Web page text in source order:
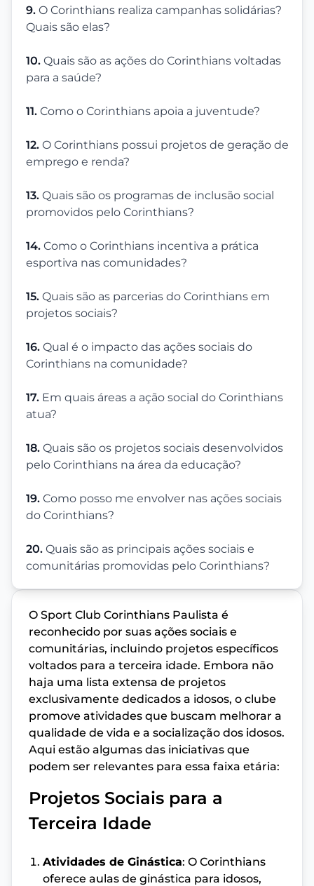
9. O Corinthians realiza campanhas solidárias?
Quais são elas?
10. Quais são as ações do Corinthians voltadas
para a saúde?
11. Como o Corinthians apoia a juventude?
12. O Corinthians possui projetos de geração de
emprego e renda?
13. Quais são os programas de inclusão social
promovidos pelo Corinthians?
14. Como o Corinthians incentiva a prática
esportiva nas comunidades?
15. Quais são as parcerias do Corinthians em
projetos sociais?
16. Qual é o impacto das ações sociais do
Corinthians na comunidade?
17. Em quais áreas a ação social do Corinthians
atua?
18. Quais são os projetos sociais desenvolvidos
pelo Corinthians na área da educação?
19. Como posso me envolver nas ações sociais
do Corinthians?
20. Quais são as principais ações sociais e
comunitárias promovidas pelo Corinthians?
O Sport Club Corinthians Paulista é
reconhecido por suas ações sociais e
comunitárias, incluindo projetos específicos
voltados para a terceira idade. Embora não
haja uma lista extensa de projetos
exclusivamente dedicados a idosos, o clube
promove atividades que buscam melhorar a
qualidade de vida e a socialização dos idosos.
Aqui estão algumas das iniciativas que
podem ser relevantes para essa faixa etária:
Projetos Sociais para a
Terceira Idade
Atividades de Ginástica: O Corinthians
oferece aulas de ginástica para idosos,